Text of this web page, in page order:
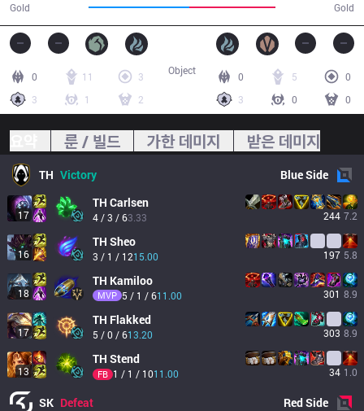
Gold Gold
0 11
3
3
1 2
0 5
0
3
0 0
Object
룬 / 빌드 가한 데미지 받은 데미지
TH Victory BlueSide
17
TH Carlsen
4 / 3 / 63.33 244 7.2
16
TH Sheo
3 / 1 / 1215.00 197 5.8
18
TH Kamiloo
MVP 5 / 1 / 611.00 301 8.9
17
TH Flakked
5 / 0 / 613.20 303 8.9
13
TH Stend
FB 1 / 1 / 1011.00 34 1.0
SK Defeat RedSide